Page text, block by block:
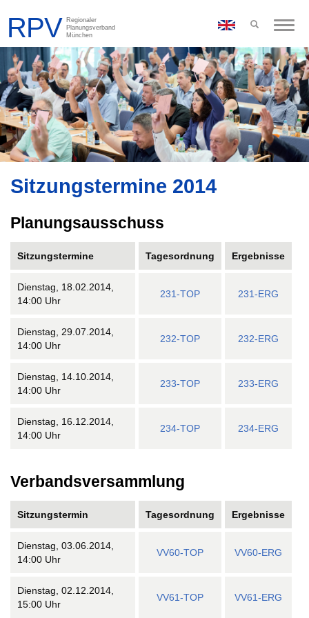
Toggle
Sitzungstermine 2014
Planungsausschuss
Sitzungstermine Tagesordnung Ergebnisse
Dienstag, 18.02.2014,
14:00 Uhr
231-TOP 231-ERG
Dienstag, 29.07.2014,
14:00 Uhr
232-TOP 232-ERG
Dienstag, 14.10.2014,
14:00 Uhr
233-TOP 233-ERG
Dienstag, 16.12.2014,
14:00 Uhr
234-TOP 234-ERG
Verbandsversammlung
Sitzungstermin Tagesordnung Ergebnisse
Dienstag, 03.06.2014,
14:00 Uhr
VV60-TOP VV60-ERG
Dienstag, 02.12.2014,
15:00 Uhr
VV61-TOP VV61-ERG